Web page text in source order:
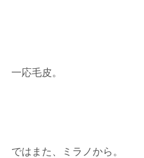
一応毛皮。
ではまた、ミラノから。